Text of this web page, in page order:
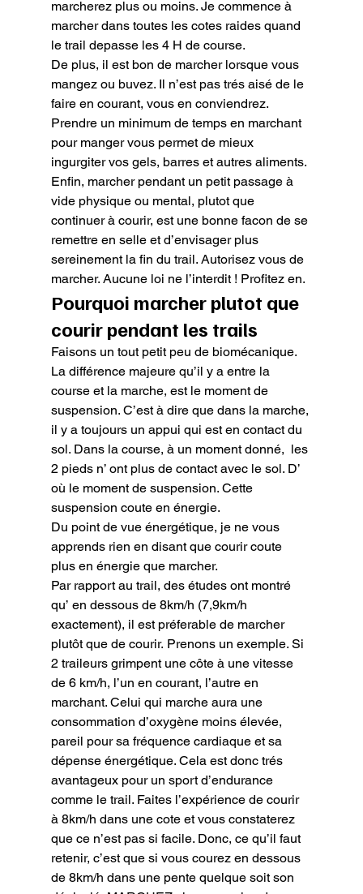
marcherez plus ou moins. Je commence à
marcher dans toutes les cotes raides quand
le trail depasse les 4 H de course.
De plus, il est bon de marcher lorsque vous
mangez ou buvez. Il n’est pas trés aisé de le
faire en courant, vous en conviendrez.
Prendre un minimum de temps en marchant
pour manger vous permet de mieux
ingurgiter vos gels, barres et autres aliments.
Enfin, marcher pendant un petit passage à
vide physique ou mental, plutot que
continuer à courir, est une bonne facon de se
remettre en selle et d’envisager plus
sereinement la fin du trail. Autorisez vous de
marcher. Aucune loi ne l’interdit ! Profitez en.
Pourquoi marcher plutot que
courir pendant les trails
Faisons un tout petit peu de biomécanique.
La différence majeure qu’il y a entre la
course et la marche, est le moment de
suspension. C’est à dire que dans la marche,
il y a toujours un appui qui est en contact du
sol. Dans la course, à un moment donné,  les
2 pieds n’ ont plus de contact avec le sol. D’
où le moment de suspension. Cette
suspension coute en énergie.
Du point de vue énergétique, je ne vous
apprends rien en disant que courir coute
plus en énergie que marcher.
Par rapport au trail, des études ont montré
qu’ en dessous de 8km/h (7,9km/h
exactement), il est préferable de marcher
plutôt que de courir. Prenons un exemple. Si
2 traileurs grimpent une côte à une vitesse
de 6 km/h, l’un en courant, l’autre en
marchant. Celui qui marche aura une
consommation d’oxygène moins élevée,
pareil pour sa fréquence cardiaque et sa
dépense énergétique. Cela est donc trés
avantageux pour un sport d’endurance
comme le trail. Faites l’expérience de courir
à 8km/h dans une cote et vous constaterez
que ce n’est pas si facile. Donc, ce qu’il faut
retenir, c’est que si vous courez en dessous
de 8km/h dans une pente quelque soit son